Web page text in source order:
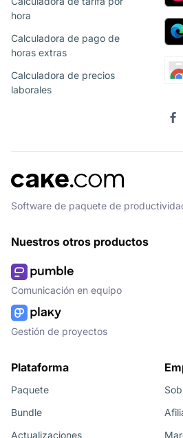
hora
Calculadora de pago de
horas extras
Calculadora de precios
laborales
Software de paquete de
Nuestros otros productos
Comunicación en equipo
Gestión de proyectos
Plataforma
Paquete
Bundle
Actualizaciones